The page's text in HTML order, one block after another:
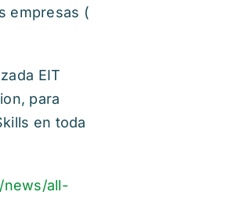
empresas (
EIT
para
en toda
news/all-